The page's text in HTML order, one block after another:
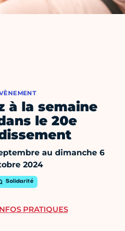
à la semaine
le 20e
au dimanche 6
2024
Solidarité
PRATIQUES